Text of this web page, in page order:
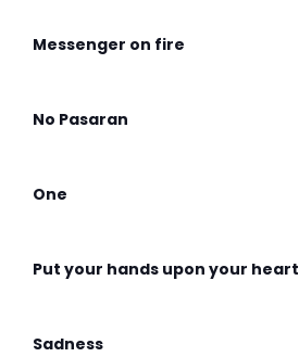
Messenger on fire
No Pasaran
One
Put your hands upon your heart
Sadness